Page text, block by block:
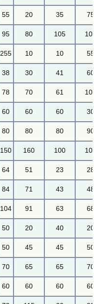
55 20 35 75
95 80 105
255 10 10 55
38 30 41 60
78 70 61
60 60 60 30
80 80 80 90
150 160 100
64 51 23 28
84 71 43 48
104 91 63 68
50 20 40 20
50 45 45 50
70 65 65 70
60 60 60 60